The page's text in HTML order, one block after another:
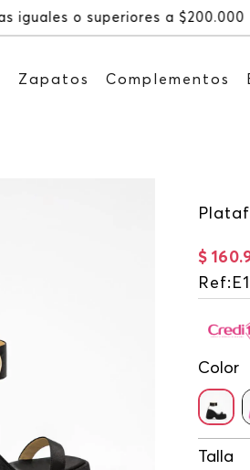
Recibe:
Zapatos Complementos
$ 160.
Ref:
Color
Talla